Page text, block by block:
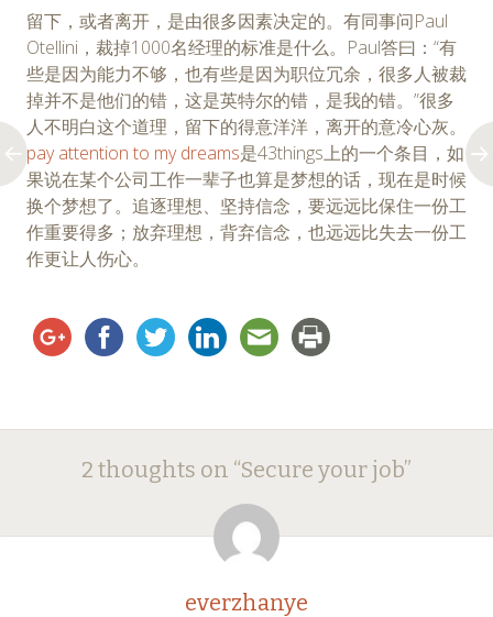
留下，或者离开，是由很多因素决定的。有同事问Paul
Otellini，裁掉1000名经理的标准是什么。Paul答曰：“有
些是因为能力不够，也有些是因为职位冗余，很多人被裁
掉并不是他们的错，这是英特尔的错，是我的错。”很多
人不明白这个道理，留下的得意洋洋，离开的意冷心灰。
pay attention to my dreams是43things上的一个条目，如
果说在某个公司工作一辈子也算是梦想的话，现在是时候
换个梦想了。追逐理想、坚持信念，要远远比保住一份工
作重要得多；放弃理想，背弃信念，也远远比失去一份工
作更让人伤心。
Post
navigation
2 thoughts on “Secure your job”
everzhanye